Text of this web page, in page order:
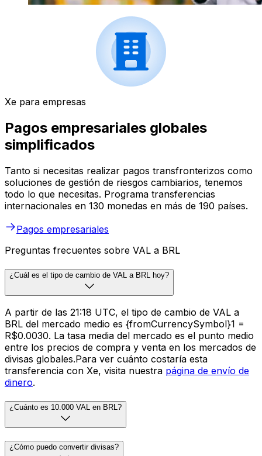
Xe para empresas
Pagos empresariales globales
simplificados
Tanto si necesitas realizar pagos transfronterizos como
soluciones de gestión de riesgos cambiarios, tenemos
todo lo que necesitas. Programa transferencias
internacionales en 130 monedas en más de 190 países.
Pagos empresariales
Preguntas frecuentes sobre VAL a BRL
¿Cuál es el tipo de cambio de VAL a BRL hoy?
A partir de las 21:18 UTC, el tipo de cambio de VAL a
BRL del mercado medio es {fromCurrencySymbol}1 =
R$0.0030. La tasa media del mercado es el punto medio
entre los precios de compra y venta en los mercados de
divisas globales.Para ver cuánto costaría esta
transferencia con Xe, visita nuestra página de envío de
dinero.
¿Cuánto es 10.000 VAL en BRL?
¿Cómo puedo convertir divisas?